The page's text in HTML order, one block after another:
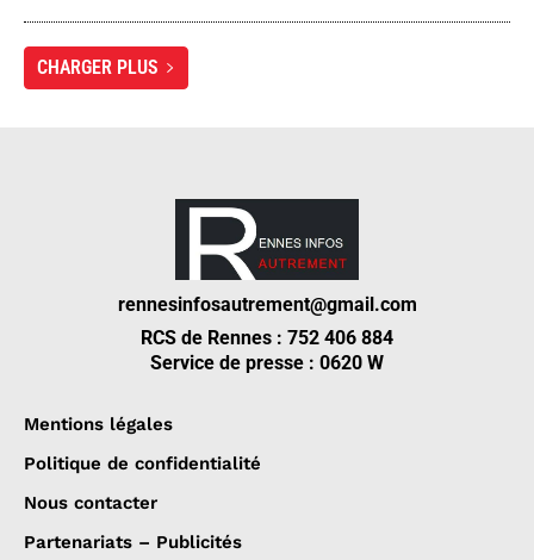
CHARGER PLUS
rennesinfosautrement@gmail.com
RCS de Rennes : 752 406 884
Service de presse : 0620 W
Mentions légales
Politique de confidentialité
Nous contacter
Partenariats – Publicités